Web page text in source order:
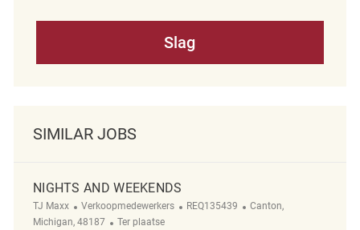
Slag
SIMILAR JOBS
NIGHTS AND WEEKENDS
TJ Maxx Categorie
Verkoopmedewerkers ReqId
REQ135439 Plaats
Canton,
Michigan, 48187
Afgelegen
Ter plaatse